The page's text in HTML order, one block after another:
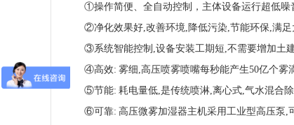
①操作简便、全自动控制，主体设备运行超低噪
②净化效果好,改善环境,降低污染,节能环保,满足
③系统智能控制,设备安装工期短,不需要增加土建
④高效: 雾细,高压喷雾喷嘴每秒能产生50亿个雾滴,
⑤节能: 耗电量低,是传统喷淋,离心式,气水混合除
⑥可靠: 高压微雾加湿器主机采用工业型高压泵,可